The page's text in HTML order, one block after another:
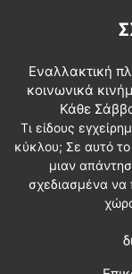
Εναλλακτική
κοινωνικά
Κάθε
Τι είδους
κύκλου; Σε αυτό
μιαν
σχεδιασμένα να